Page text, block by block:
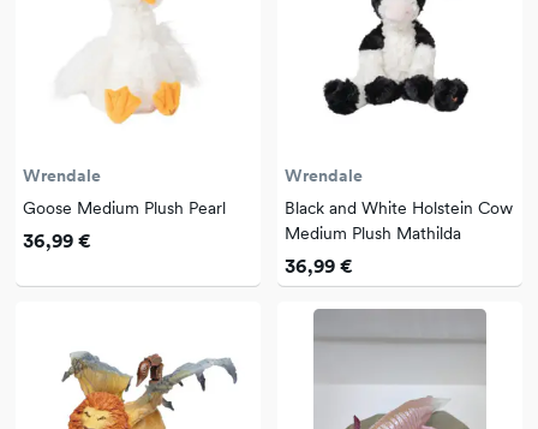
Wrendale
Goose Medium Plush Pearl
36,99 €
Wrendale
Black and White Holstein Cow
Medium Plush Mathilda
36,99 €